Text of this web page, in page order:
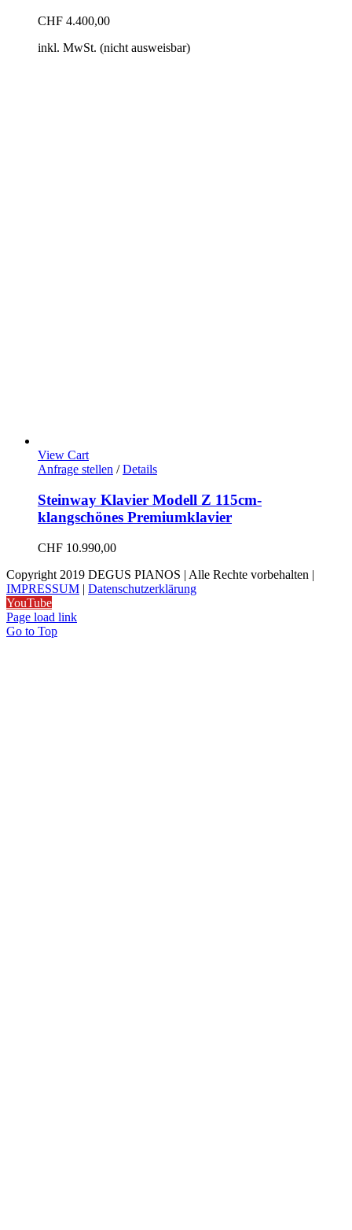
CHF 4.400,00
inkl. MwSt. (nicht ausweisbar)
View Cart
Anfrage stellen / Details
Steinway Klavier Modell Z 115cm-
klangschönes Premiumklavier
CHF 10.990,00
Copyright 2019 DEGUS PIANOS | Alle Rechte vorbehalten |
IMPRESSUM | Datenschutzerklärung
YouTube
Page load link
Go to Top